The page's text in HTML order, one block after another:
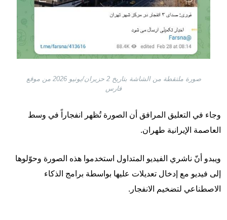
صورة ملتقطة من الشاشة بتاريخ 2 حزيران/يونيو 2026 من موقع
فارس
وجاء في التعليق المرافق أن الصورة تُظهر انفجاراً في وسط
العاصمة الإيرانية طهران.
ويبدو أنّ ناشري الفيديو المتداول استخدموا هذه الصورة وحوّلوها
إلى فيديو مع إدخال تعديلات عليها بواسطة برامج الذكاء
الاصطناعي لتضخيم الانفجار.